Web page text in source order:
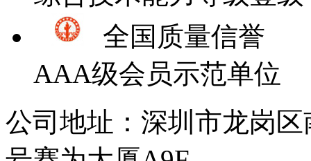
全国质量信誉
AAA级会员示范单位
公司地址：深圳市龙岗